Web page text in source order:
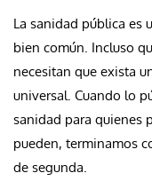
La sanidad pública es
bien común. Incluso
necesitan que exista
universal. Cuando lo
sanidad para quienes
pueden, terminamos
de segunda.